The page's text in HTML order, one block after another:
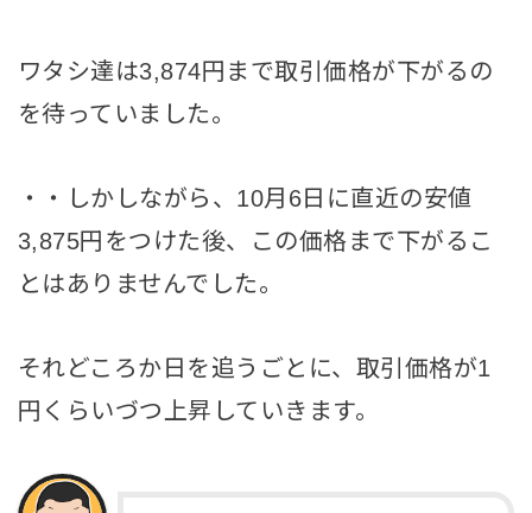
ワタシ達は3,874円まで取引価格が下がるの
を待っていました。
・・しかしながら、10月6日に直近の安値
3,875円をつけた後、この価格まで下がるこ
とはありませんでした。
それどころか日を追うごとに、取引価格が1
円くらいづつ上昇していきます。